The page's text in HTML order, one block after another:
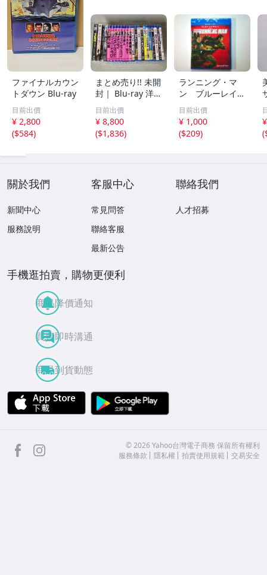
ファイナルカウン
トダウン Blu-ray
目前出價
¥ 2,800
($584)
まとめ売り!! 未開
封｜ Blu-ray 洋画
まとめて23本セ
ット!! プラトー
ン/オデッセイ/ボ
ヘミアン・ラプソ
目前出價
¥ 8,800
($1,836)
ランニング・マ
ン ブルーレイ
＋ ＤＶＤ セット
グレン・パウエル
エドガー・ライト
目前出價
¥ 1,000
($209)
(
關於我們
新聞中心
服務說明
客服中心
常見問答
聯絡客服
最新公告
聯絡我們
人才招募
手機逛拍賣，購物更便利
商品降價通知
買賣即時溝通
商品到貨動態
APP Store
facebook ©2026 Yahoo台灣電子商務 保留所有權利
服務條款
隱私權 拍賣使用規範 交易安全